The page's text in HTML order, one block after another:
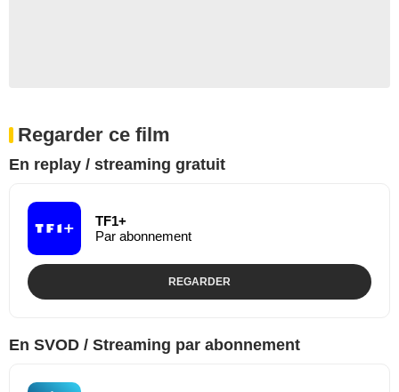
Regarder ce film
En replay / streaming gratuit
TF1+
Par abonnement
REGARDER
En SVOD / Streaming par abonnement